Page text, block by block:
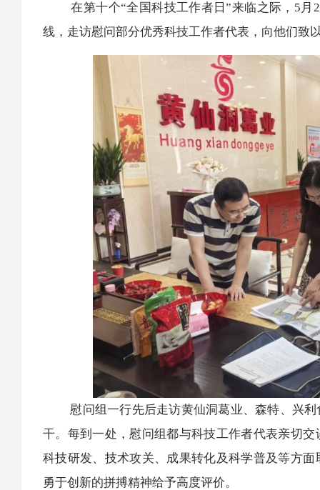
在第十个“全国科技工作者日”来临之际，5月
线，走访慰问部分优秀科技工作者代表，向他们致
慰问组一行先后走访黄仙洞葛业、森特、兴利
干。每到一处，慰问组都与科技工作者代表亲切
科技研发、技术攻关、成果转化及科学普及等方
勇于创新的拼搏精神给予高度评价。